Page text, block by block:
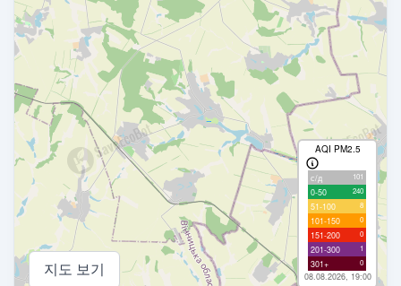
AQI PM2.5
с/д 101
0-50 240
51-100 8
101-150 0
151-200 0
201-300 1
301+ 0
08.08.2026, 19:00
지도 보기